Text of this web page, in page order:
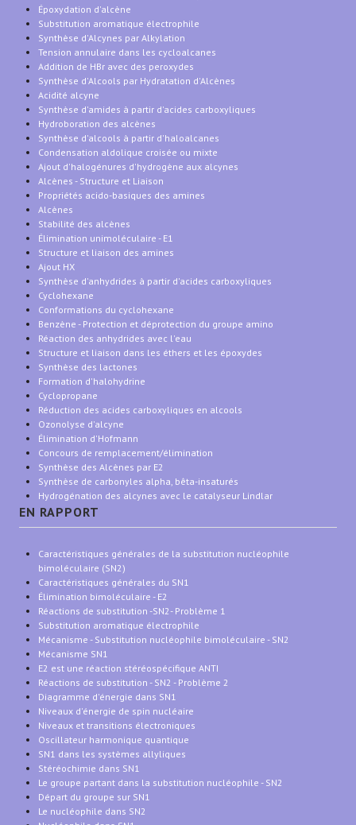
Époxydation d'alcène
Substitution aromatique électrophile
Synthèse d'Alcynes par Alkylation
Tension annulaire dans les cycloalcanes
Addition de HBr avec des peroxydes
Synthèse d'Alcools par Hydratation d'Alcènes
Acidité alcyne
Synthèse d'amides à partir d'acides carboxyliques
Hydroboration des alcènes
Synthèse d'alcools à partir d'haloalcanes
Condensation aldolique croisée ou mixte
Ajout d'halogénures d'hydrogène aux alcynes
Alcènes - Structure et Liaison
Propriétés acido-basiques des amines
Alcènes
Stabilité des alcènes
Élimination unimoléculaire - E1
Structure et liaison des amines
Ajout HX
Synthèse d'anhydrides à partir d'acides carboxyliques
Cyclohexane
Conformations du cyclohexane
Benzène - Protection et déprotection du groupe amino
Réaction des anhydrides avec l'eau
Structure et liaison dans les éthers et les époxydes
Synthèse des lactones
Formation d'halohydrine
Cyclopropane
Réduction des acides carboxyliques en alcools
Ozonolyse d'alcyne
Élimination d'Hofmann
Concours de remplacement/élimination
Synthèse des Alcènes par E2
Synthèse de carbonyles alpha, bêta-insaturés
Hydrogénation des alcynes avec le catalyseur Lindlar
EN RAPPORT
Caractéristiques générales de la substitution nucléophile
bimoléculaire (SN2)
Caractéristiques générales du SN1
Élimination bimoléculaire - E2
Réactions de substitution -SN2- Problème 1
Substitution aromatique électrophile
Mécanisme - Substitution nucléophile bimoléculaire - SN2
Mécanisme SN1
E2 est une réaction stéréospécifique ANTI
Réactions de substitution - SN2 - Problème 2
Diagramme d'énergie dans SN1
Niveaux d'énergie de spin nucléaire
Niveaux et transitions électroniques
Oscillateur harmonique quantique
SN1 dans les systèmes allyliques
Stéréochimie dans SN1
Le groupe partant dans la substitution nucléophile - SN2
Départ du groupe sur SN1
Le nucléophile dans SN2